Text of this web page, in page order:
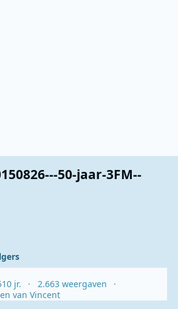
50-jaar-3FM--
10 jr.
2.663 weergaven
van Vincent